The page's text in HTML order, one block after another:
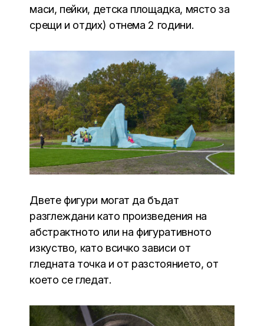
маси, пейки, детска площадка, място за
срещи и отдих) отнема 2 години.
Двете фигури могат да бъдат
разглеждани като произведения на
абстрактното или на фигуративното
изкуство, като всичко зависи от
гледната точка и от разстоянието, от
което се гледат.